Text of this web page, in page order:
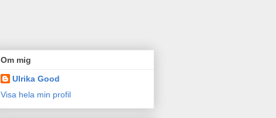
Om mig
Ulrika Good
Visa hela min profil